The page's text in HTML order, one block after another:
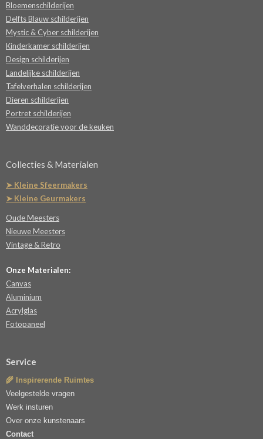
Bloemenschilderijen
Delfts Blauw schilderijen
Mystic & Cyber schilderijen
Kinderkamer schilderijen
Design schilderijen
Landelijke schilderijen
Tafelverhalen schilderijen
Dieren schilderijen
Portret schilderijen
Wanddecoratie voor de keuken
Collecties & Materialen
➤ Kleine Sfeermakers
➤ Kleine Geurmakers
Oude Meesters
Nieuwe Meesters
Vintage & Retro
Onze Materialen:
Canvas
Aluminium
Acrylglas
Fotopaneel
Service
🌾 Inspirerende Ruimtes
Veelgestelde vragen
Werk insturen
Over onze kunstenaars
Contact